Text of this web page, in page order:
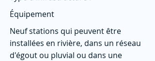
Équipement
Neuf stations qui peuvent être
installées en rivière, dans un réseau
d'égout ou pluvial ou dans une